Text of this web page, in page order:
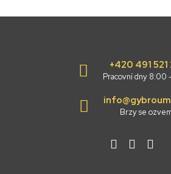
+420 491 521
Pracovní dny 8:00
Brzy se